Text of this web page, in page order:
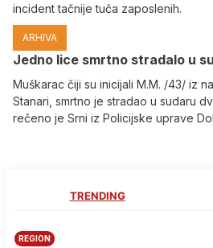
incident tačnije tuča zaposlenih.
ARHIVA
Јedno lice smrtno stradalo u
Muškarac čiji su inicijali M.M. /43/ iz
Stanari, smrtno je stradao u sudaru
rečeno je Srni iz Policijske uprave
TRENDING
REGION